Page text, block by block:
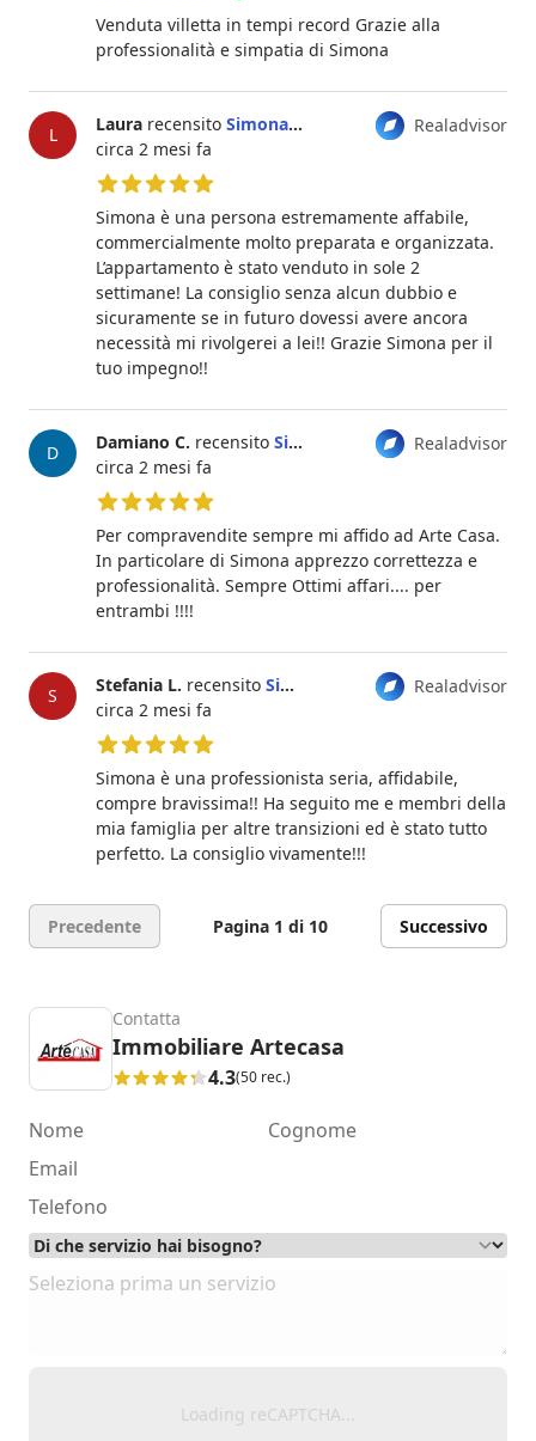
5 su 5 stelle
Venduta villetta in tempi record Grazie alla
professionalità e simpatia di Simona
L Realadvisor
Laura recensito Simona Chiari
circa 2 mesi fa
5 su 5 stelle
Simona è una persona estremamente affabile,
commercialmente molto preparata e organizzata.
L’appartamento è stato venduto in sole 2
settimane! La consiglio senza alcun dubbio e
sicuramente se in futuro dovessi avere ancora
necessità mi rivolgerei a lei!! Grazie Simona per il
tuo impegno!!
D Realadvisor
Damiano C. recensito Simona Chiari
circa 2 mesi fa
Per compravendite sempre mi affido ad Arte Casa.
In particolare di Simona apprezzo correttezza e
professionalità. Sempre Ottimi affari.... per
entrambi !!!!
S Realadvisor
Stefania L. recensito Simona Chiari
circa 2 mesi fa
5 su 5 stelle
Simona è una professionista seria, affidabile,
compre bravissima!! Ha seguito me e membri della
mia famiglia per altre transizioni ed è stato tutto
perfetto. La consiglio vivamente!!!
Precedente Pagina 1 di 10 Successivo
Contatta
Immobiliare Artecasa
4.3(50 rec.)
Loading reCAPTCHA...